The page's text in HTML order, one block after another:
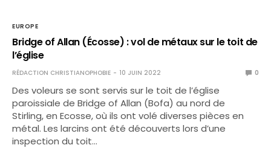
EUROPE
Bridge of Allan (Écosse) : vol de métaux sur le toit de
l’église
RÉDACTION CHRISTIANOPHOBIE 10 JUIN 2022 0
Des voleurs se sont servis sur le toit de l’église
paroissiale de Bridge of Allan (Bofa) au nord de
Stirling, en Ecosse, où ils ont volé diverses pièces en
métal. Les larcins ont été découverts lors d’une
inspection du toit…